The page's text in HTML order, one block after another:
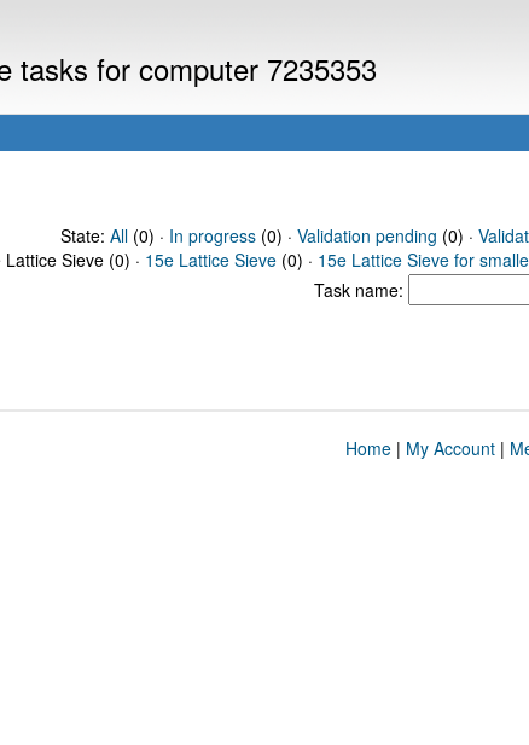
tasks for computer 7235353
State: All(0) · In progress(0) · Validation pending (0) ·
Lattice Sieve (0) · 15e Lattice Sieve (0) · 15e Lattice Sieve for
Task name:
Home| My Account|